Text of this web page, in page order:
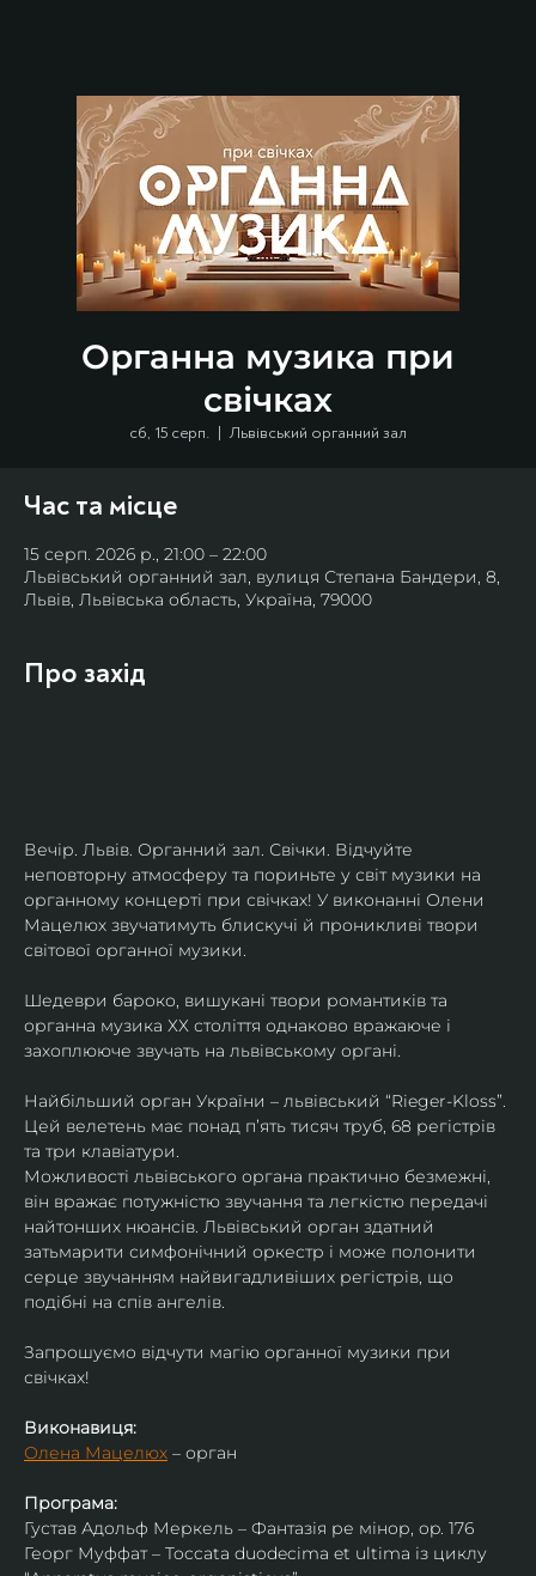
Органна музика при
свічках
сб, 15 серп.
  |
Львівський органний зал
Час та місце
15 серп. 2026 р., 21:00 – 22:00
Львівський органний зал, вулиця Степана Бандери, 8,
Львів, Львівська область, Україна, 79000
Про захід
Вечір. Львів. Органний зал. Свічки. Відчуйте
неповторну атмосферу та пориньте у світ музики на
органному концерті при свічках! У виконанні Олени
Мацелюх звучатимуть блискучі й проникливі твори
світової органної музики.
Шедеври бароко, вишукані твори романтиків та
органна музика ХХ століття однаково вражаюче і
захоплююче звучать на львівському органі.
Найбільший орган України – львівський “Rieger-Kloss”.
Цей велетень має понад пʼять тисяч труб, 68 регістрів
та три клавіатури.
Можливості львівського органа практично безмежні,
він вражає потужністю звучання та легкістю передачі
найтонших нюансів. Львівський орган здатний
затьмарити симфонічний оркестр і може полонити
серце звучанням найвигадливіших регістрів, що
подібні на спів ангелів.
Запрошуємо відчути магію органної музики при
свічках!
Виконавиця:
Олена Мацелюх – орган
Програма:
Густав Адольф Меркель – Фантазія ре мінор, op. 176
Георг Муффат – Toccata duodecima et ultima із циклу